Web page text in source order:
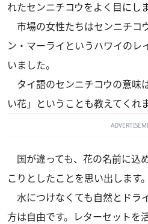
れたセンニチコウをよく目にし
市場の女性たちはセンニチコ
ン・マーライというハワイのレ
いました。
タイ語のセンニチコウの意味
い花」ということも教えてくれ
国が違っても、花の名前に込
こりとしたことを思い出します。
水につけなくても自然とドラ
方は自由です。レターセットを